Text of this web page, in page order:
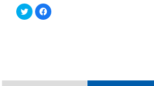
Haz
clic
para
Haz
clic